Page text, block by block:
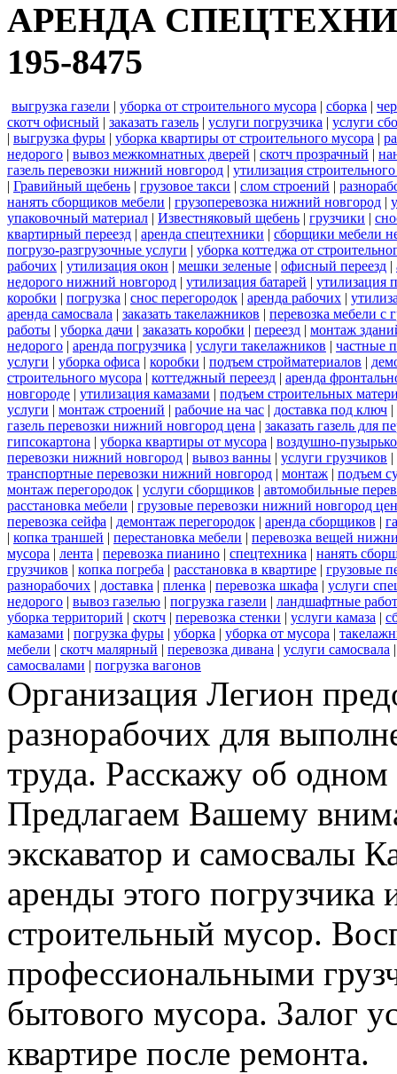
АРЕНДА
195-8475
выгрузка газели | уборка от строительного мусора | сборка |
скотч офисный | заказать газель | услуги погрузчика | услуги
| выгрузка фуры | уборка квартиры от строительного мусора |
недорого | вывоз межкомнатных дверей | скотч прозрачный |
газель перевозки нижний новгород | утилизация
| Гравийный щебень | грузовое такси | слом строений |
нанять сборщиков мебели | грузоперевозка нижний новгород |
упаковочный материал | Известняковый щебень | грузчики |
квартирный переезд | аренда спецтехники | сборщики мебели
погрузо-разгрузочные услуги | уборка коттеджа от
рабочих | утилизация окон | мешки зеленые | офисный переезд |
недорого нижний новгород | утилизация батарей | утилизация
коробки | погрузка | снос перегородок | аренда рабочих |
аренда самосвала | заказать такелажников | перевозка мебели с
работы | уборка дачи | заказать коробки | переезд | монтаж
недорого | аренда погрузчика | услуги такелажников | частные
услуги | уборка офиса | коробки | подъем стройматериалов |
строительного мусора | коттеджный переезд | аренда
новгороде | утилизация камазами | подъем строительных
услуги | монтаж строений | рабочие на час | доставка под ключ |
газель перевозки нижний новгород цена | заказать газель для
гипсокартона | уборка квартиры от мусора | воздушно-
перевозки нижний новгород | вывоз ванны | услуги грузчиков |
транспортные перевозки нижний новгород | монтаж | подъем
монтаж перегородок | услуги сборщиков | автомобильные
расстановка мебели | грузовые перевозки нижний новгород
перевозка сейфа | демонтаж перегородок | аренда сборщиков |
| копка траншей | перестановка мебели | перевозка вещей
мусора | лента | перевозка пианино | спецтехника | нанять
грузчиков | копка погреба | расстановка в квартире | грузовые
разнорабочих | доставка | пленка | перевозка шкафа | услуги
недорого | вывоз газелью | погрузка газели | ландшафтные
уборка территорий | скотч | перевозка стенки | услуги камаза |
камазами | погрузка фуры | уборка | уборка от мусора |
мебели | скотч малярный | перевозка дивана | услуги самосвала
самосвалами | погрузка вагонов
Организация Легион
разнорабочих для
труда. Расскажу об
Предлагаем Вашему
экскаватор и самосвалы
аренды этого
строительный мусор.
профессиональными
бытового мусора. Залог
квартире после ремонта.